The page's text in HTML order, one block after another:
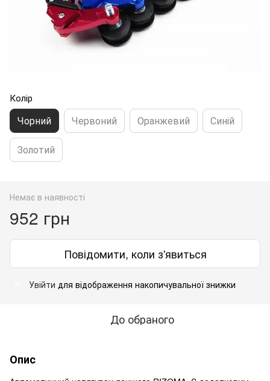
Колір
Чорний Червоний Оранжевий Синій
Золотий
Немає в наявності
952 грн
Повідомити, коли з'явиться
Увійти для відображення накопичувальної знижки
До обраного
Опис